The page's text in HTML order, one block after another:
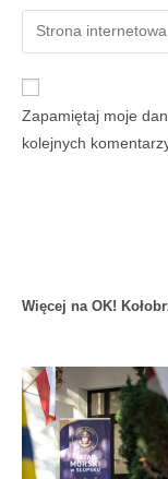
Zapamiętaj moje
kolejnych
Więcej na OK!